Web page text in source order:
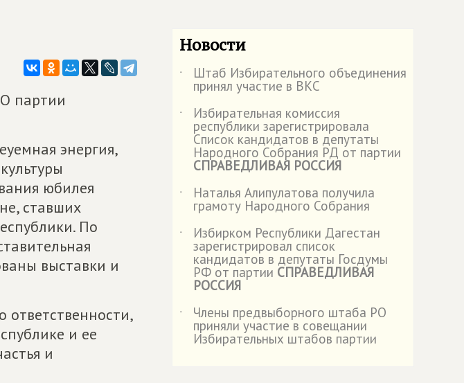
партии
энергия,
юбилея
ставших
По
выставки и
ответственности,
и ее
и
Новости
˙ Штаб Избирательного объединения
принял участие в ВКС
˙
Избирательная комиссия
республики зарегистрировала
Список кандидатов в депутаты
Народного Собрания РД от партии
СПРАВЕДЛИВАЯ РОССИЯ
˙
Наталья Алипулатова получила
грамоту Народного Собрания
˙
Избирком Республики Дагестан
зарегистрировал список
кандидатов в депутаты Госдумы
РФ от партии СПРАВЕДЛИВАЯ
РОССИЯ
˙
Члены предвыборного штаба РО
приняли участие в совещании
Избирательных штабов партии